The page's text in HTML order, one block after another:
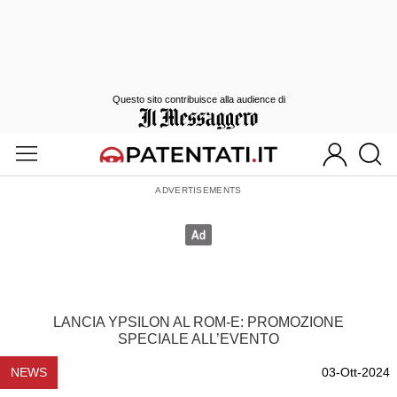
LANCIA YPSILON AL ROM-E: PROMOZIONE
SPECIALE ALL’EVENTO
NEWS 03-Ott-2024
Questo sito contribuisce alla audience di